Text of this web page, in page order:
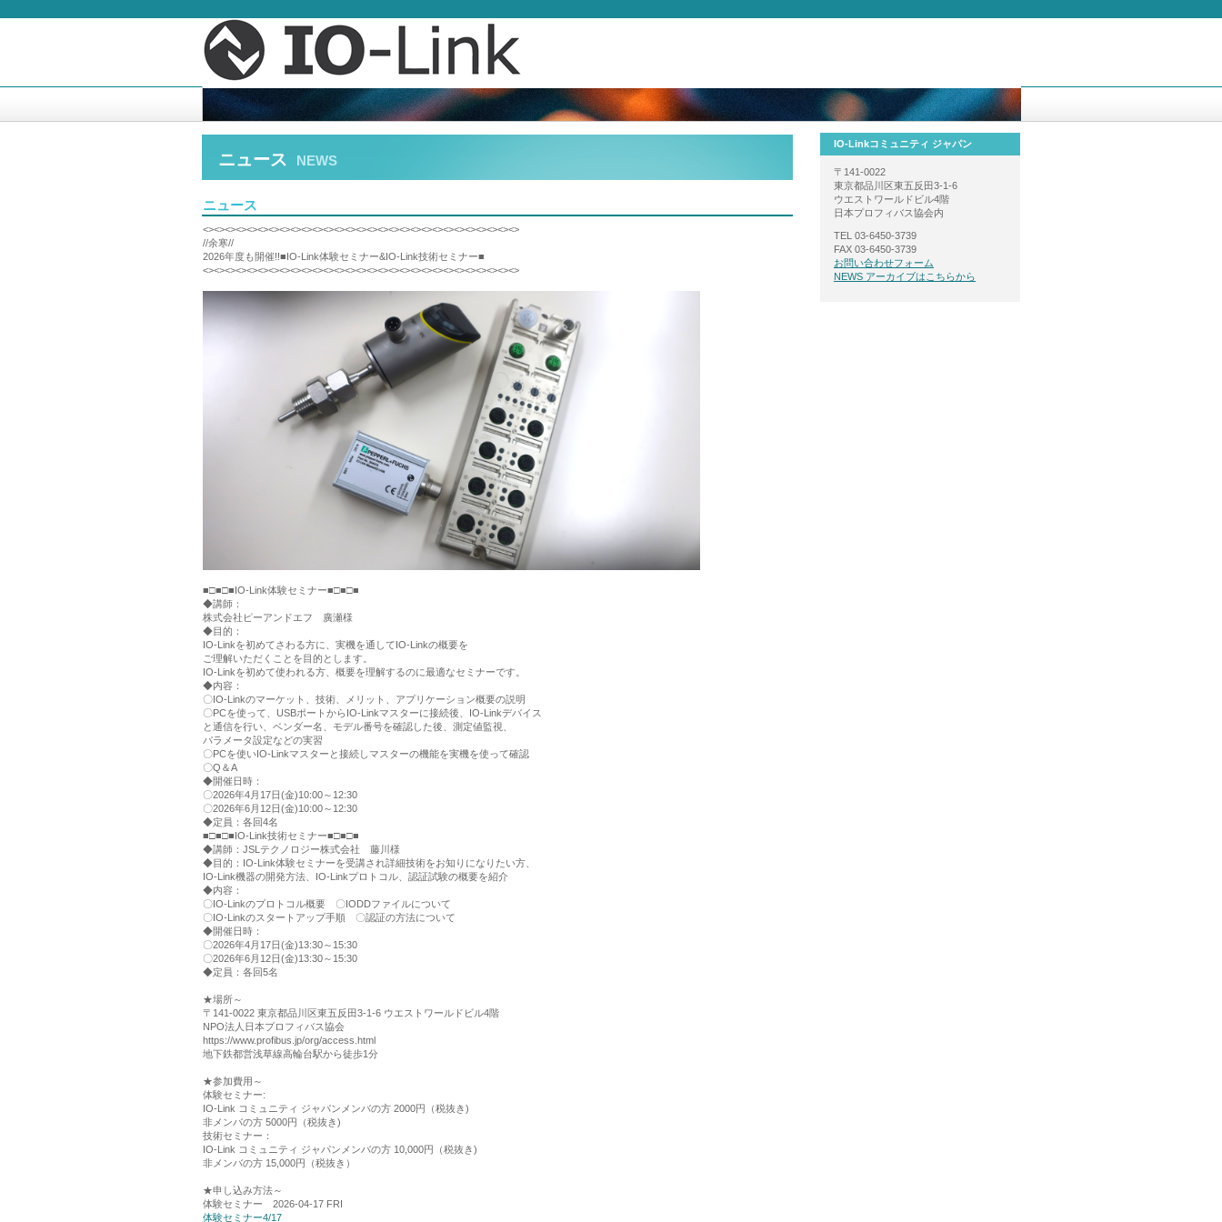
ニュース NEWS
ニュース
<><><><><><><><><><><><><><><><><><><><><><><><><><><><><>
//余寒//
2026年度も開催!!■IO-Link体験セミナー&IO-Link技術セミナー■
<><><><><><><><><><><><><><><><><><><><><><><><><><><><><>
■□■□■IO-Link体験セミナー■□■□■
◆講師：
株式会社ピーアンドエフ 廣瀬様
◆目的：
IO-Linkを初めてさわる方に、実機を通してIO-Linkの概要を
ご理解いただくことを目的とします。
IO-Linkを初めて使われる方、概要を理解するのに最適なセミナーです。
◆内容：
〇IO-Linkのマーケット、技術、メリット、アプリケーション概要の説明
〇PCを使って、USBポートからIO-Linkマスターに接続後、IO-Linkデバイス
と通信を行い、ベンダー名、モデル番号を確認した後、測定値監視、
パラメータ設定などの実習
〇PCを使いIO-Linkマスターと接続しマスターの機能を実機を使って確認
〇Q＆A
◆開催日時：
〇2026年4月17日(金)10:00～12:30
〇2026年6月12日(金)10:00～12:30
◆定員：各回4名
■□■□■IO-Link技術セミナー■□■□■
◆講師：JSLテクノロジー株式会社 藤川様
◆目的：IO-Link体験セミナーを受講され詳細技術をお知りになりたい方、
IO-Link機器の開発方法、IO-Linkプロトコル、認証試験の概要を紹介
◆内容：
〇IO-Linkのプロトコル概要 〇IODDファイルについて
〇IO-Linkのスタートアップ手順 〇認証の方法について
◆開催日時：
〇2026年4月17日(金)13:30～15:30
〇2026年6月12日(金)13:30～15:30
◆定員：各回5名
★場所～
〒141-0022 東京都品川区東五反田3-1-6 ウエストワールドビル4階
NPO法人日本プロフィバス協会
https://www.profibus.jp/org/access.html
地下鉄都営浅草線高輪台駅から徒歩1分
★参加費用～
体験セミナー:
IO-Link コミュニティ ジャパンメンバの方 2000円（税抜き)
非メンバの方 5000円（税抜き)
技術セミナー：
IO-Link コミュニティ ジャパンメンバの方 10,000円（税抜き)
非メンバの方 15,000円（税抜き）
★申し込み方法～
体験セミナー 2026-04-17 FRI
体験セミナー4/17
トップページ IO-Linkとは
IO-Linkコミュニティ ジャパン
〒141-0022
東京都品川区東五反田3-1-6
ウエストワールドビル4階
日本プロフィバス協会内
TEL 03-6450-3739
FAX 03-6450-3739
お問い合わせフォーム
NEWS アーカイブはこちらから